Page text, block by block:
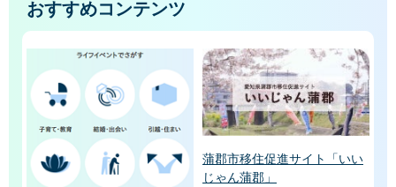
おすすめコンテンツ
蒲郡市移住促進サイト「いい
じゃん蒲郡」